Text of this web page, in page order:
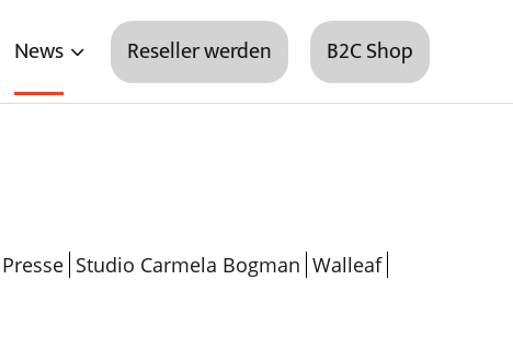
News Reseller werden B2C Shop
Presse Studio Carmela Bogman Walleaf